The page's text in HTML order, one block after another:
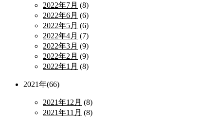
2022年7月 (8)
2022年6月 (6)
2022年5月 (6)
2022年4月 (7)
2022年3月 (9)
2022年2月 (9)
2022年1月 (8)
2021年(66)
2021年12月 (8)
2021年11月 (8)